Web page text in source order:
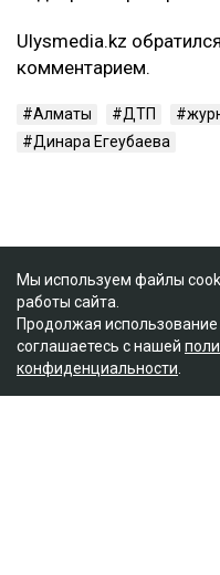
Ulysmedia.kz
комментарием.
Алматы ДТП
Динара Егеубаева
Мы используем файлы
работы сайта.
Продолжая использование
соглашаетесь с нашей
конфиденциальности